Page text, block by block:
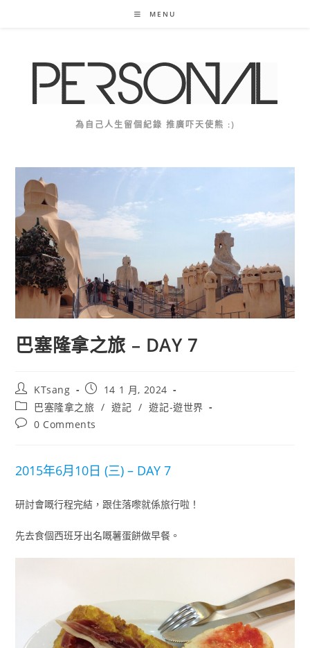
MENU
為自己人生留個紀錄 推廣吓天使熊 :)
巴塞隆拿之旅 – DAY 7
Post
author:
KTsang
Post
published:
14 1 月, 2024
Post
category:
巴塞隆拿之旅 / 遊記 / 遊記-遊世界
Post0 Comments
2015年6月10日 (三) – DAY 7
研討會嘅行程完結，跟住落嚟就係旅行啦！
先去食個西班牙出名嘅薯蛋餅做早餐。